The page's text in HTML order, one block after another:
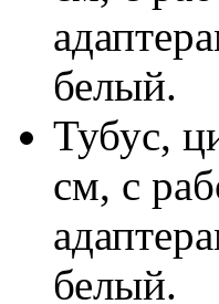
белый.
Тубус,
см, с
белый.